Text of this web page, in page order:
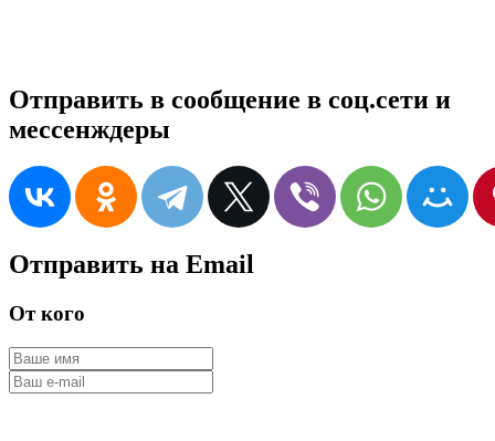
Отправить в сообщение в соц.сети и
мессенждеры
Отправить на Email
От кого